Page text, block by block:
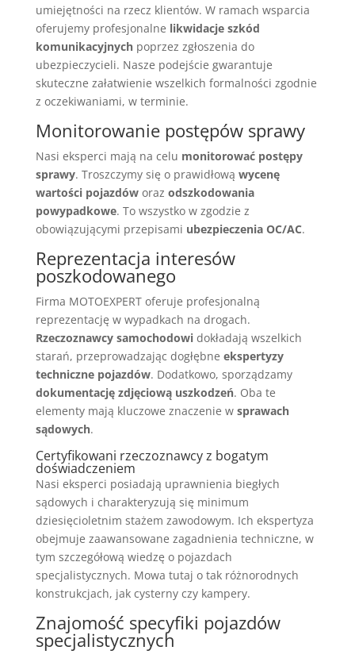
umiejętności na rzecz klientów. W ramach wsparcia
oferujemy profesjonalne likwidacje szkód
komunikacyjnychpoprzez zgłoszenia do
ubezpieczycieli. Nasze podejście gwarantuje
skuteczne załatwienie wszelkich formalności zgodnie
z oczekiwaniami, w terminie.
Monitorowanie postępów sprawy
Nasi eksperci mają na celu monitorować postępy
sprawy. Troszczymy się o prawidłową wycenę
wartości pojazdóworaz odszkodowania
powypadkowe. To wszystko w zgodzie z
obowiązującymi przepisami ubezpieczenia OC/AC.
Reprezentacja interesów
poszkodowanego
Firma MOTOEXPERT oferuje profesjonalną
reprezentację w wypadkach na drogach.
Rzeczoznawcy samochodowidokładają wszelkich
starań, przeprowadzając dogłębne ekspertyzy
techniczne pojazdów. Dodatkowo, sporządzamy
dokumentację zdjęciową uszkodzeń. Oba te
elementy mają kluczowe znaczenie w sprawach
sądowych.
Certyfikowani rzeczoznawcy z bogatym
doświadczeniem
Nasi eksperci posiadają uprawnienia biegłych
sądowych i charakteryzują się minimum
dziesięcioletnim stażem zawodowym. Ich ekspertyza
obejmuje zaawansowane zagadnienia techniczne, w
tym szczegółową wiedzę o pojazdach
specjalistycznych. Mowa tutaj o tak różnorodnych
konstrukcjach, jak cysterny czy kampery.
Znajomość specyfiki pojazdów
specjalistycznych